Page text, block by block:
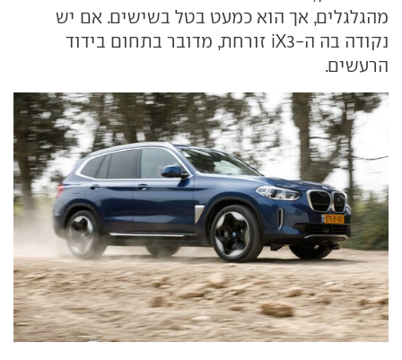
מהגלגלים, אך הוא כמעט בטל בשישים. אם יש
נקודה בה ה-iX3 זורחת, מדובר בתחום בידוד
הרעשים.